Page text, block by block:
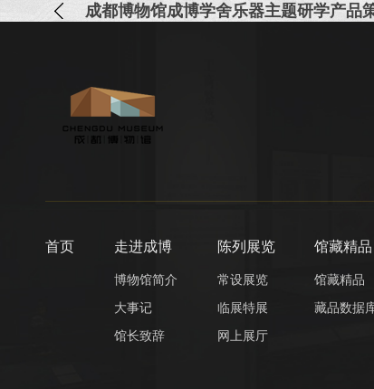
成都博物馆成博学舍乐器主题研学产品
首页 走进成博
博物馆简介
大事记
馆长致辞
陈列展览
常设展览
临展特展
网上展厅
馆藏精品
馆藏精品
藏品数据